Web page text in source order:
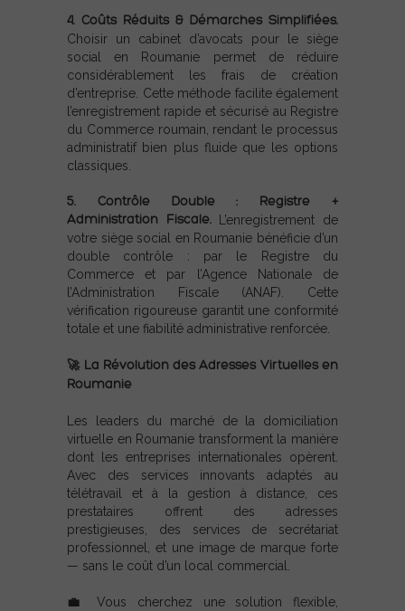
4. Coûts Réduits & Démarches Simplifiées.
Choisir un cabinet d’avocats pour le siège
social en Roumanie permet de réduire
considérablement les frais de création
d’entreprise. Cette méthode facilite également
l’enregistrement rapide et sécurisé au Registre
du Commerce roumain, rendant le processus
administratif bien plus fluide que les options
classiques.
5. Contrôle Double : Registre +
Administration Fiscale.L’enregistrement de
votre siège social en Roumanie bénéficie d’un
double contrôle : par le Registre du
Commerce et par l’Agence Nationale de
l’Administration Fiscale (ANAF). Cette
vérification rigoureuse garantit une conformité
totale et une fiabilité administrative renforcée.
🚀 La Révolution des Adresses Virtuelles en
Roumanie
Les leaders du marché de la domiciliation
virtuelle en Roumanie transforment la manière
dont les entreprises internationales opèrent.
Avec des services innovants adaptés au
télétravail et à la gestion à distance, ces
prestataires offrent des adresses
prestigieuses, des services de secrétariat
professionnel, et une image de marque forte
— sans le coût d’un local commercial.
💼 Vous cherchez une solution flexible,